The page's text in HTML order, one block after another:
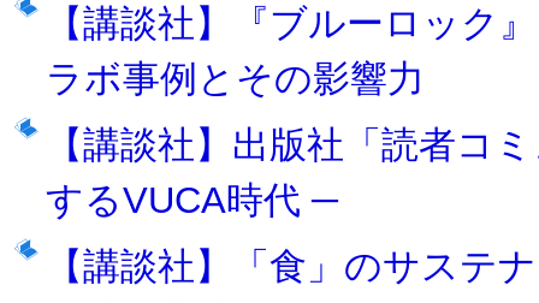
【講談社】『ブルーロック
ラボ事例とその影響力
【講談社】出版社「読者コ
するVUCA時代 ─
【講談社】「食」のサス